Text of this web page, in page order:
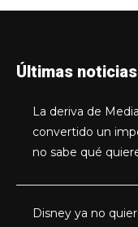
Últimas noticias
La deriva de
convertido un
no sabe qué
Disney ya no